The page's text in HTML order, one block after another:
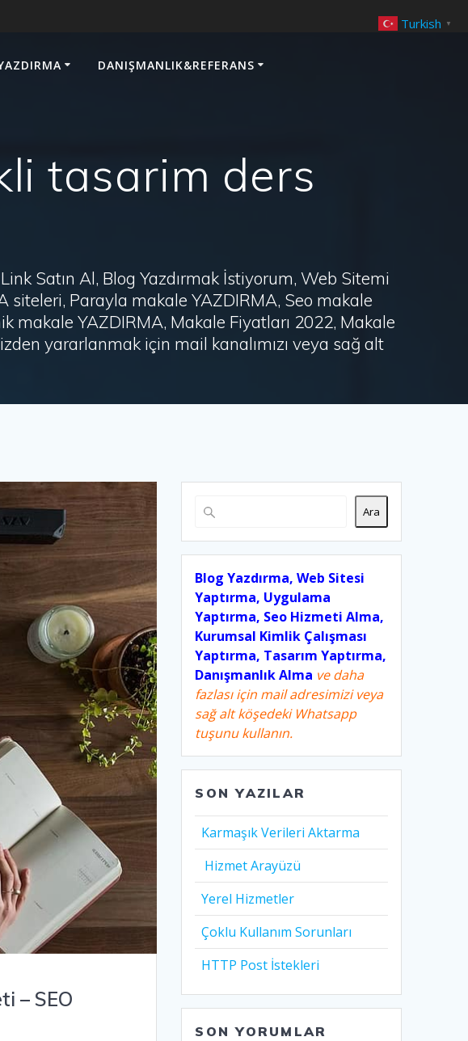
DANIŞMANLIK&REFERANS
tasarim ders
Satın Al, Blog Yazdırmak İstiyorum, Web Sitemi
siteleri, Parayla makale YAZDIRMA, Seo makale
makale YAZDIRMA, Makale Fiyatları 2022, Makale
yararlanmak için mail kanalımızı veya sağ alt
– SEO
Ara
Blog Yazdırma, Web Sitesi
Yaptırma, Uygulama
Yaptırma, Seo Hizmeti Alma,
Kurumsal Kimlik Çalışması
Yaptırma, Tasarım Yaptırma,
Danışmanlık Alma ve daha
fazlası için mail adresimizi veya
sağ alt köşedeki Whatsapp
tuşunu kullanın.
SON YAZILAR
Karmaşık Verileri Aktarma
Hizmet Arayüzü
Yerel Hizmetler
Çoklu Kullanım Sorunları
HTTP Post İstekleri
SON YORUMLAR
Turkish ▼